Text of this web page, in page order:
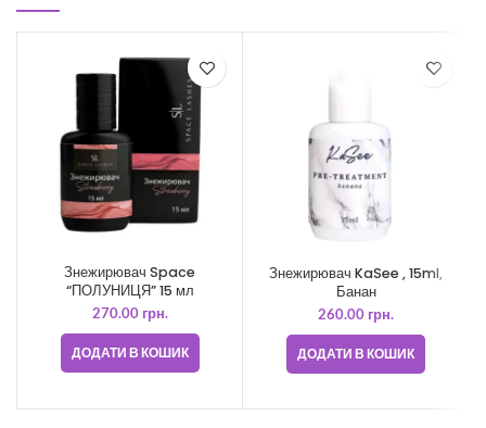
Знежирювач Space
“ПОЛУНИЦЯ” 15 мл
270.00 грн.
ДОДАТИ В КОШИК
Знежирювач KaSee , 15ml,
Банан
260.00 грн.
ДОДАТИ В КОШИК